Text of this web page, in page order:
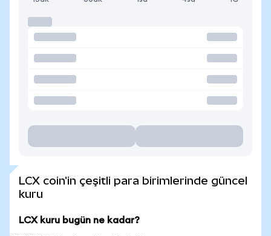
LCX coin'in çeşitli para birimlerinde güncel
kuru
LCX kuru bugün ne kadar?